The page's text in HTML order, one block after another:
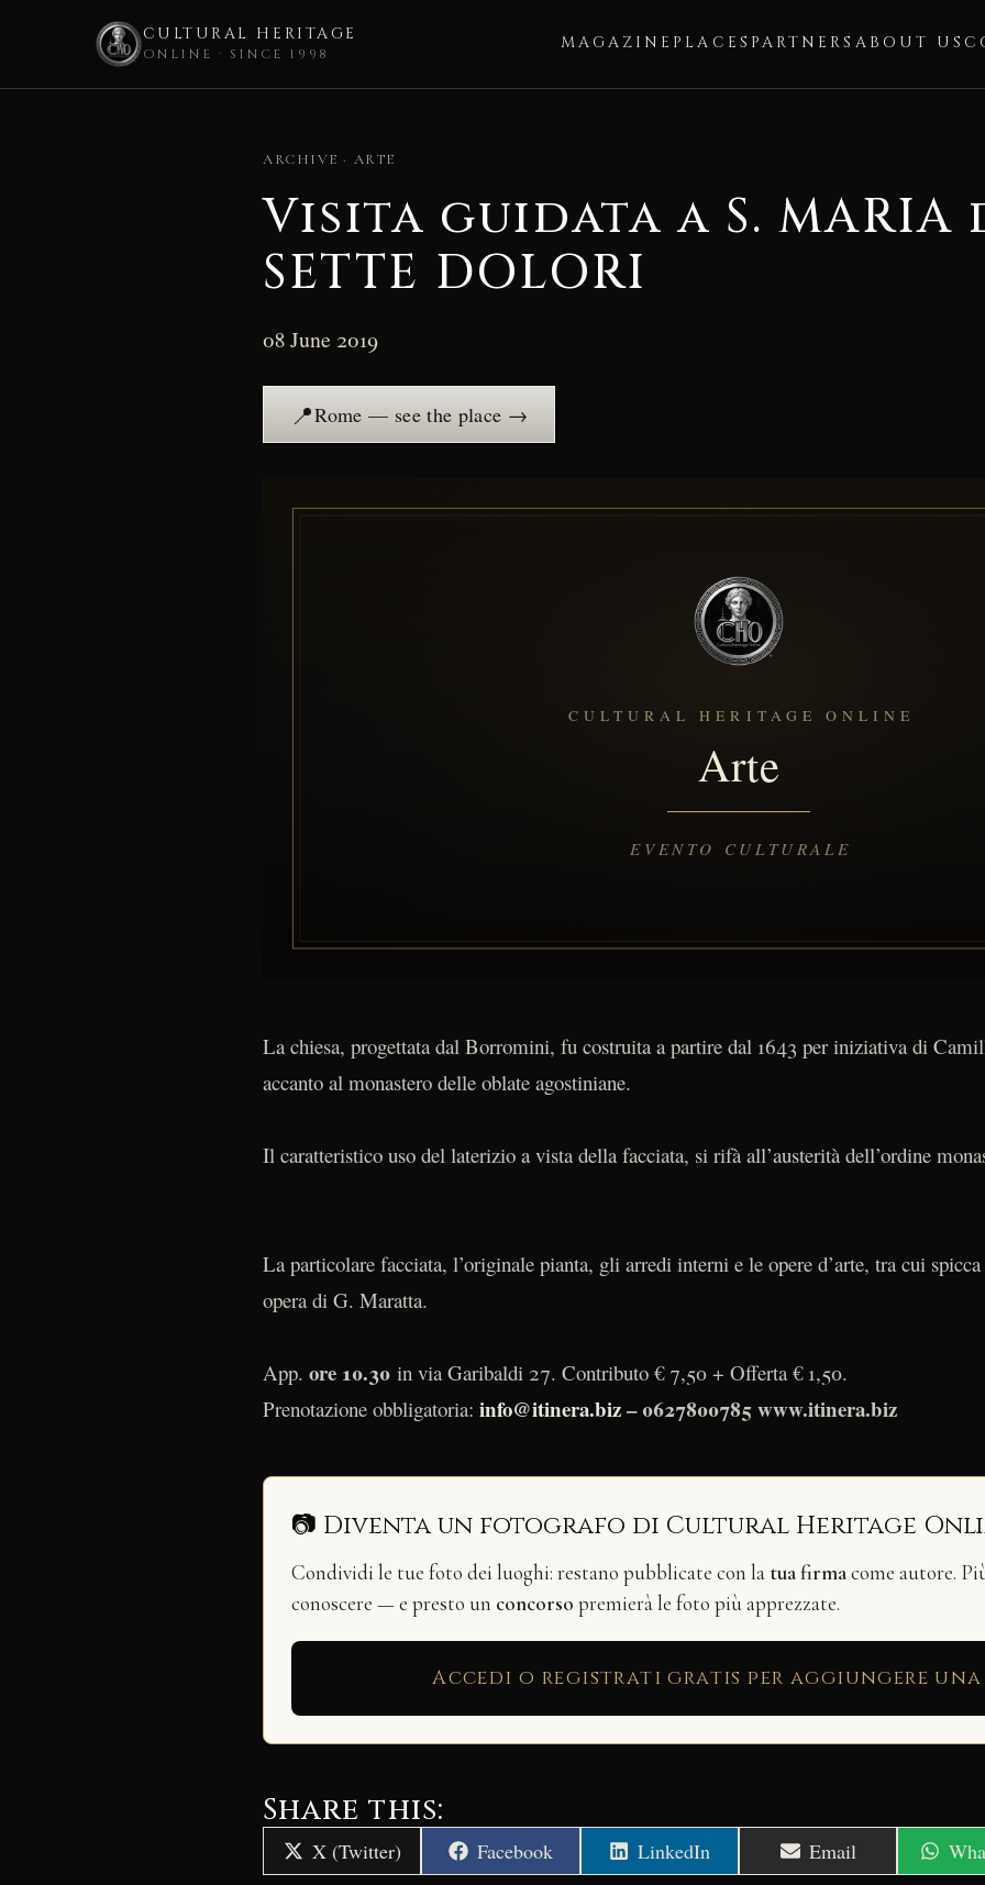
CULTURAL HERITAGE
ONLINE · SINCE 1998
MAGAZINE PLACES PARTNERS ABOUT US
ARCHIVE · ARTE
Visita guidata a S. MARIA
SETTE DOLORI
08 June 2019
📍Rome — see the place →
La chiesa, progettata dal Borromini, fu costruita a partire dal 1643 per iniziativa di
accanto al monastero delle oblate agostiniane.
Il caratteristico uso del laterizio a vista della facciata, si rifà all’austerità dell’ordine
La particolare facciata, l’originale pianta, gli arredi interni e le opere d’arte, tra cui
opera di G. Maratta.
App. ore 10.30 in via Garibaldi 27. Contributo € 7,50 + Offerta € 1,50.
Prenotazione obbligatoria: info@itinera.biz– 0627800785 www.itinera.biz
📷 Diventa un fotografo di Cultural Heritage
Condividi le tue foto dei luoghi: restano pubblicate con la tua firmacome autore.
conoscere — e presto un concorso premierà le foto più apprezzate.
Accedi o registrati gratis per aggiungere
Share this:
Share
on
X (Twitter) Share
on
Facebook Share
on
LinkedIn Share
on
Email
on